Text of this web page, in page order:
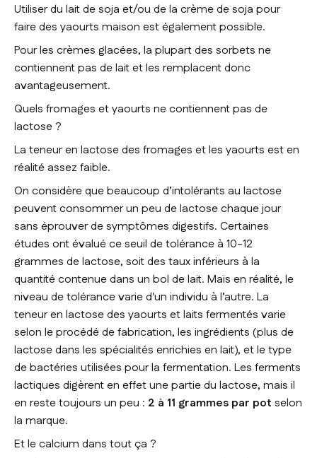
Utiliser du lait de soja et/ou de la crème de soja pour
faire des yaourts maison est également possible.
Pour les crèmes glacées, la plupart des sorbets ne
contiennent pas de lait et les remplacent donc
avantageusement.
Quels fromages et yaourts ne contiennent pas de
lactose ?
La teneur en lactose des fromages et les yaourts est en
réalité assez faible.
On considère que beaucoup d’intolérants au lactose
peuvent consommer un peu de lactose chaque jour
sans éprouver de symptômes digestifs. Certaines
études ont évalué ce seuil de tolérance à 10-12
grammes de lactose, soit des taux inférieurs à la
quantité contenue dans un bol de lait. Mais en réalité, le
niveau de tolérance varie d'un individu à l’autre. La
teneur en lactose des yaourts et laits fermentés varie
selon le procédé de fabrication, les ingrédients (plus de
lactose dans les spécialités enrichies en lait), et le type
de bactéries utilisées pour la fermentation. Les ferments
lactiques digèrent en effet une partie du lactose, mais il
en reste toujours un peu : 2 à 11 grammes par pot selon
la marque.
Et le calcium dans tout ça ?